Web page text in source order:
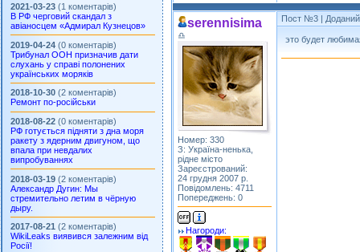
2021-03-23 (1 коментарів)
В РФ черговий скандал з
авіаносцем «Адмирал Кузнецов»
2019-04-24 (0 коментарів)
Трибунал ООН призначив дати
слухань у справі полонених
українських моряків
2018-10-30 (2 коментарів)
Ремонт по-російськи
2018-08-22 (0 коментарів)
РФ готується підняти з дна моря
ракету з ядерним двигуном, що
впала при невдалих
випробуваннях
2018-03-19 (2 коментарів)
Александр Дугин: Мы
стремительно летим в чёрную
дыру.
2017-08-21 (2 коментарів)
WikiLeaks виявився залежним від
Росії!
serennisima
♎
Номер: 330
З: Україна-ненька,
рідне місто
Зареєстрований:
24 грудня 2007 р.
Повідомлень: 4711
Попереджень: 0
Нагороди:
Пост №3 |
это будет